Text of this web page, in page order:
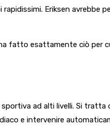
Eriksen avrebbe
fatto esattamente ciò per
sportiva ad alti livelli. Si
e intervenire